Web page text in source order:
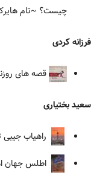
چیست؟ ~تام
فرزانه کردی
قصه های
سعید بختیاری
راهیاب جیبی
اطلس جهان